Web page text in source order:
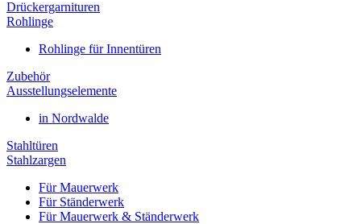
Drückergarnituren
Rohlinge
Rohlinge für Innentüren
Zubehör
Ausstellungselemente
in Nordwalde
Stahltüren
Stahlzargen
Für Mauerwerk
Für Ständerwerk
Für Mauerwerk & Ständerwerk